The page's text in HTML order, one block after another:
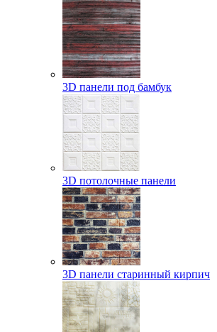
3D панели под бамбук
3D потолочные панели
3D панели старинный кирпич